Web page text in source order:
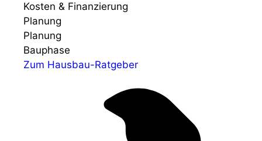
Kosten & Finanzierung
Planung
Planung
Bauphase
Zum Hausbau-Ratgeber